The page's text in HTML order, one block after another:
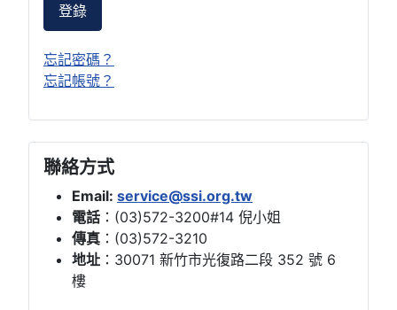
登錄
忘記密碼？
忘記帳號？
聯絡方式
Email: service@ssi.org.tw
電話 ：(03)572-3200#14 倪小姐
傳真 ：(03)572-3210
地址 ：30071 新竹市光復路二段 352 號 6
樓